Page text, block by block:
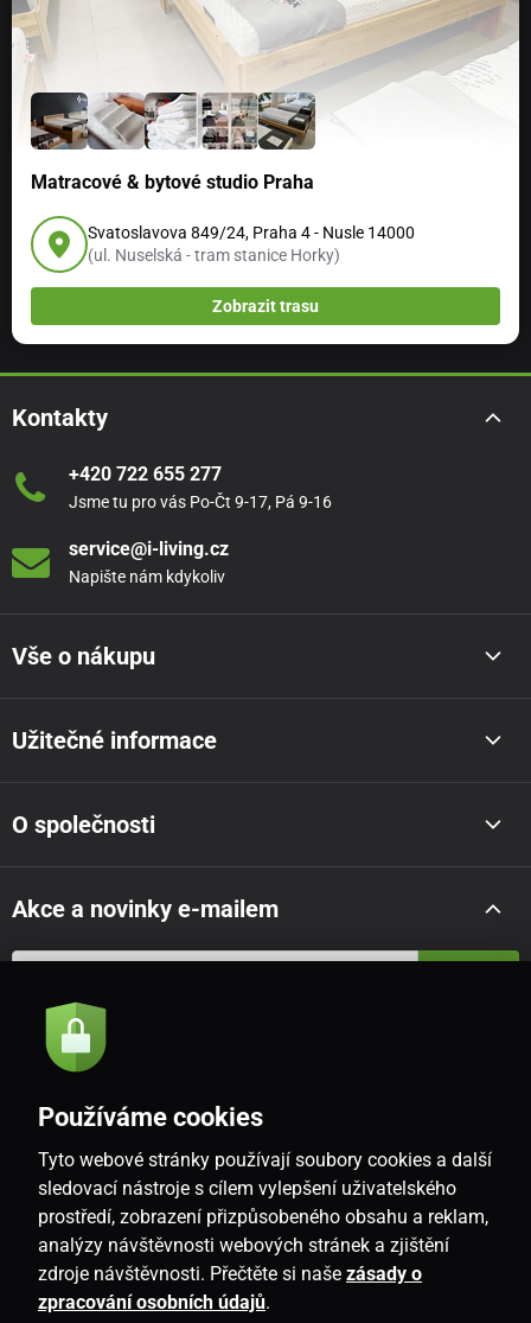
Matracové & bytové studio Praha
Svatoslavova 849/24, Praha 4 - Nusle 14000
(ul. Nuselská - tram stanice Horky)
Zobrazit trasu
Kontakty
+420 722 655 277
Jsme tu pro vás Po-Čt 9-17, Pá 9-16
service@i-living.cz
Napište nám kdykoliv
Vše o nákupu
Užitečné informace
O společnosti
Akce a novinky e-mailem
Souhlasím se
CZ
Používáme cookies
Tyto webové stránky používají soubory cookies a další
sledovací nástroje s cílem vylepšení uživatelského
prostředí, zobrazení přizpůsobeného obsahu a reklam,
analýzy návštěvnosti webových stránek a zjištění
zdroje návštěvnosti. Přečtěte si naše zásady o
zpracování osobních údajů.